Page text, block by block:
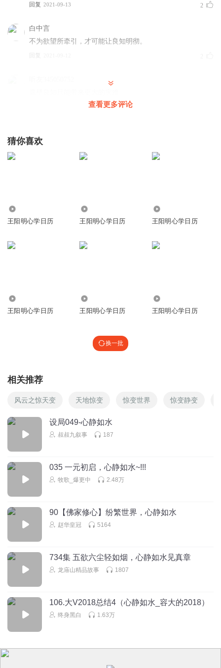
回复 2021-09-13 2
白中言
不为欲望所牵引，才可能让良知明彻。
回复
是啊，今天（9月13日）没看见更新啊？
查看更多评论
猜你喜欢
王阳明心学日历 王阳明心学日历 王阳明心学日历
王阳明心学日历 王阳明心学日历 王阳明心学日历
换一批
相关推荐
风云之惊天变 天地惊变 惊变世界 惊变静变
设局049-心静如水
叔叔九叙事 187
035 一元初启，心静如水~!!!
牧歌_爆更中 2.48万
90【佛家修心】纷繁世界，心静如水
赵华皇冠 5164
734集 五欲六尘轻如烟，心静如水见真章
龙庙山精品故事 1807
106.大V2018总结4（心静如水_容大的2018）
终身黑白 1.63万